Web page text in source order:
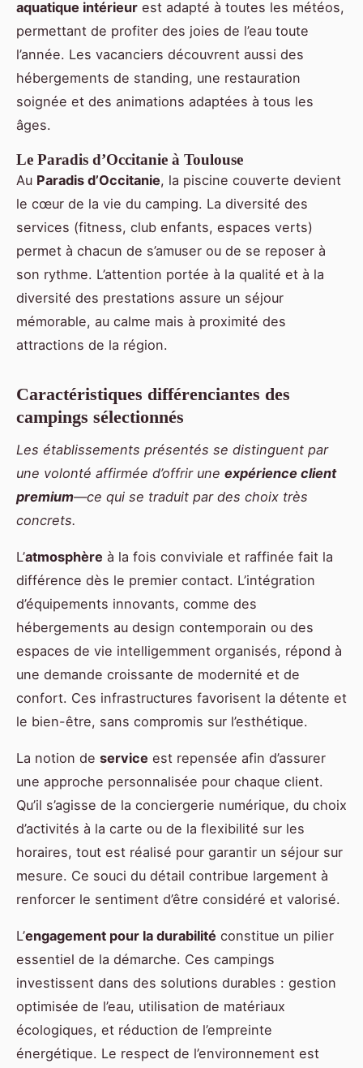
aquatique intérieur est adapté à toutes les météos,
permettant de profiter des joies de l’eau toute
l’année. Les vacanciers découvrent aussi des
hébergements de standing, une restauration
soignée et des animations adaptées à tous les
âges.
Le Paradis d’Occitanie à Toulouse
Au Paradis d’Occitanie, la piscine couverte devient
le cœur de la vie du camping. La diversité des
services (fitness, club enfants, espaces verts)
permet à chacun de s’amuser ou de se reposer à
son rythme. L’attention portée à la qualité et à la
diversité des prestations assure un séjour
mémorable, au calme mais à proximité des
attractions de la région.
Caractéristiques différenciantes des
campings sélectionnés
Les établissements présentés se distinguent par
une volonté affirmée d’offrir une expérience client
premium—ce qui se traduit par des choix très
concrets.
L’atmosphère à la fois conviviale et raffinée fait la
différence dès le premier contact. L’intégration
d’équipements innovants, comme des
hébergements au design contemporain ou des
espaces de vie intelligemment organisés, répond à
une demande croissante de modernité et de
confort. Ces infrastructures favorisent la détente et
le bien-être, sans compromis sur l’esthétique.
La notion de service est repensée afin d’assurer
une approche personnalisée pour chaque client.
Qu’il s’agisse de la conciergerie numérique, du choix
d’activités à la carte ou de la flexibilité sur les
horaires, tout est réalisé pour garantir un séjour sur
mesure. Ce souci du détail contribue largement à
renforcer le sentiment d’être considéré et valorisé.
L’engagement pour la durabilité constitue un pilier
essentiel de la démarche. Ces campings
investissent dans des solutions durables : gestion
optimisée de l’eau, utilisation de matériaux
écologiques, et réduction de l’empreinte
énergétique. Le respect de l’environnement est